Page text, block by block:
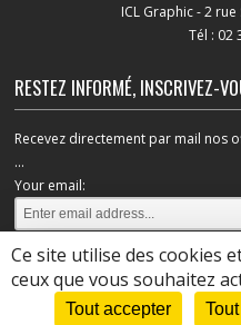
ICL Graphic - 2
Tél : 02
RESTEZ INFORMÉ, INSCRIVEZ-
Recevez directement par mail nos
...
Your email:
Copyright © 2016 - 2026 ICL
Ce site utilise des cookies
ceux que vous souhaitez
Tout accepter